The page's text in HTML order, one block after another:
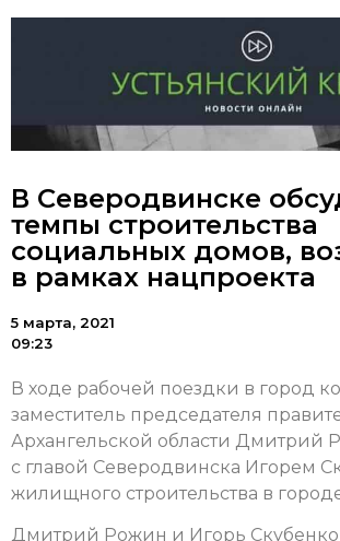
В Северодвинске
темпы строительства
социальных домов,
в рамках нацпроекта
5 марта, 2021
09:23
В ходе рабочей поездки в город
заместитель председателя
Архангельской области Дмитрий
с главой Северодвинска Игорем
жилищного строительства в
Дмитрий Рожин и Игорь Скубенко